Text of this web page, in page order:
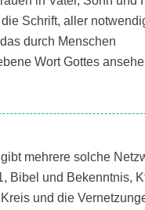
Schrift, aller
durch Menschen
Wort Gottes
mehrere solche
Bibel und Bekenntnis,
und die